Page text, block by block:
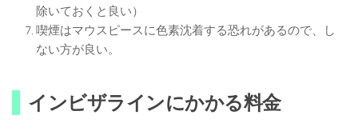
除いておくと良い）
喫煙はマウスピースに色素沈着する恐れがあるので、し
ない方が良い。
インビザラインにかかる料金